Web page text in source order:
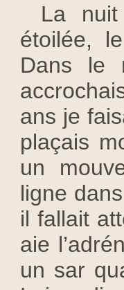
La
étoilée,
Dans le
ans je
plaçais
un
ligne
il fallait
aie
un sar